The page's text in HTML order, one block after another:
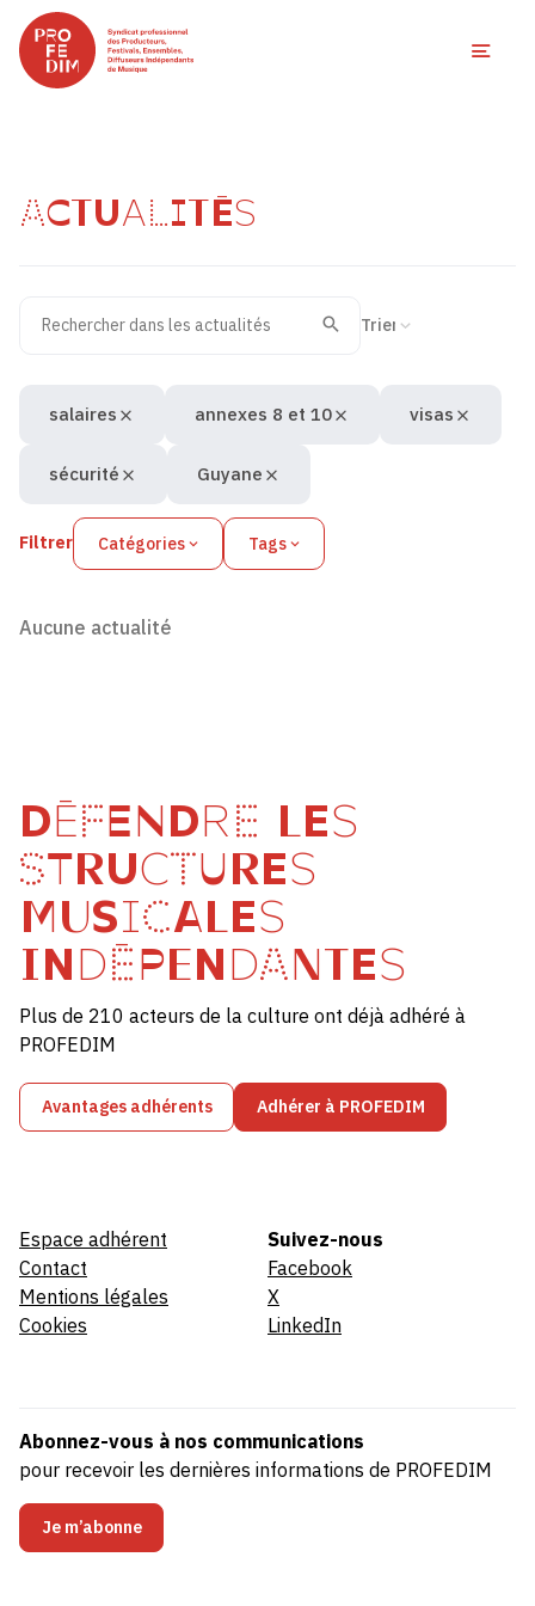
ACTUALITÉS
Recherche
Valider
Filtrer Catégories Tags
salaires annexes 8 et 10 visas
sécurité Guyane
Aucune actualité
DÉFENDRE LES
STRUCTURES
MUSICALES
INDÉPENDANTES
Plus de 210 acteurs de la culture ont déjà adhéré à
PROFEDIM
Avantages adhérents Adhérer à PROFEDIM
Espace adhérent
Contact
Mentions légales
Cookies
Suivez-nous
Facebook
X
LinkedIn
Abonnez-vous à nos communications
pour recevoir les dernières informations de PROFEDIM
Je m’abonne